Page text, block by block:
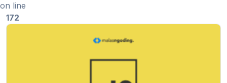
on line
172